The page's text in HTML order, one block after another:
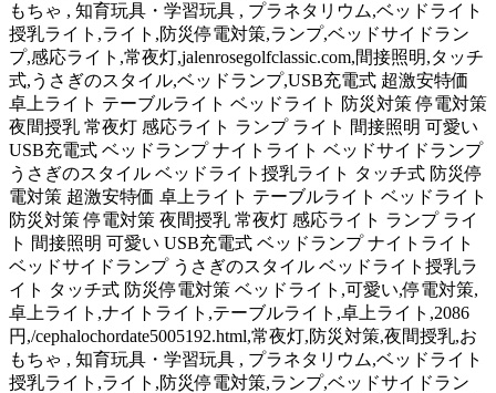
もちゃ , 知育玩具・学習玩具 , プラネタリウム,ベッドライト
授乳ライト,ライト,防災停電対策,ランプ,ベッドサイドラン
プ,感応ライト,常夜灯,jalenrosegolfclassic.com,間接照明,タッチ
式,うさぎのスタイル,ベッドランプ,USB充電式 超激安特価
卓上ライト テーブルライト ベッドライト 防災対策 停電対策
夜間授乳 常夜灯 感応ライト ランプ ライト 間接照明 可愛い
USB充電式 ベッドランプ ナイトライト ベッドサイドランプ
うさぎのスタイル ベッドライト授乳ライト タッチ式 防災停
電対策 超激安特価 卓上ライト テーブルライト ベッドライト
防災対策 停電対策 夜間授乳 常夜灯 感応ライト ランプ ライ
ト 間接照明 可愛い USB充電式 ベッドランプ ナイトライト
ベッドサイドランプ うさぎのスタイル ベッドライト授乳ラ
イト タッチ式 防災停電対策 ベッドライト,可愛い,停電対策,
卓上ライト,ナイトライト,テーブルライト,卓上ライト,2086
円,/cephalochordate5005192.html,常夜灯,防災対策,夜間授乳,お
もちゃ , 知育玩具・学習玩具 , プラネタリウム,ベッドライト
授乳ライト,ライト,防災停電対策,ランプ,ベッドサイドラン